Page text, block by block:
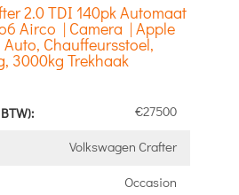
2.0 TDI 140pk Automaat
Airco | Camera | Apple
Chauffeursstoel,
3000kg Trekhaak
€27500
Volkswagen Crafter
Occasion